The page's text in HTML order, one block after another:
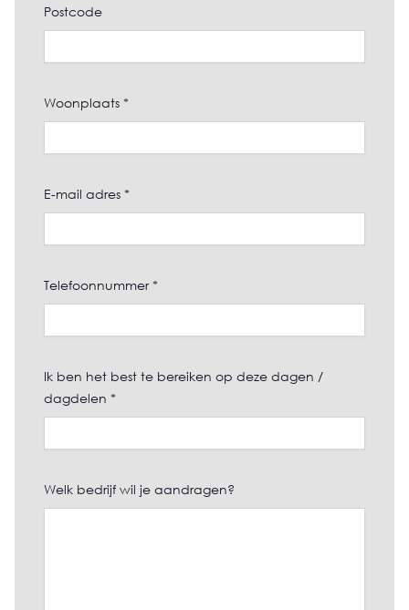
Postcode
Woonplaats *
E-mail adres *
Telefoonnummer *
Ik ben het best te bereiken op deze dagen /
dagdelen *
Welk bedrijf wil je aandragen?